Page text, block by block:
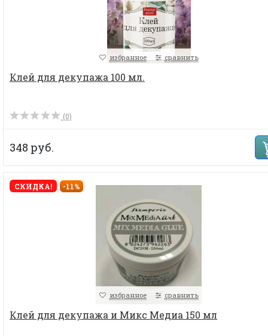
избранное сравнить
Клей для декупажа 100 мл.
(0)
348 руб.
СКИДКА! -11%
избранное сравнить
Клей для декупажа и Микс Медиа 150 мл